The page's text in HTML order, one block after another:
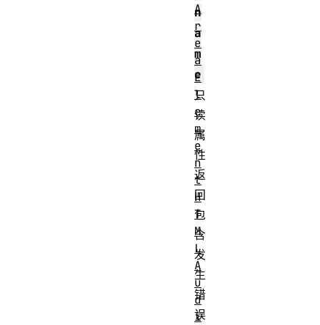
n
a
m
e
只
读
属
性
返
回
包
含
发
生
错
误
A
r
e
a
E
l
e
m
e
n
t
H
T
M
L
A
u
d
i